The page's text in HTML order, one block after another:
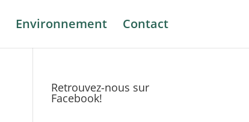
Environnement Contact
Retrouvez-nous sur
Facebook!